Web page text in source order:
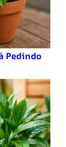
Pedindo